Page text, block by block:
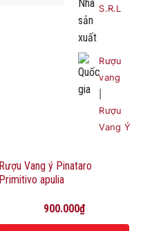
S.R.L
Rượu
vang
Rượu
Vang Ý
Rượu Vang ý Pinataro
Primitivo apulia
900.000₫